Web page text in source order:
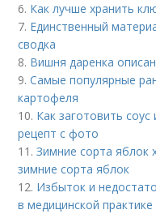
6. Как лучше хранить
7. Единственный
сводка
8. Вишня даренка
9.Cамые популярные
картофеля
10. Как заготовить
рецепт с фото
11.Зимние сорта яблок
зимние сорта яблок
12. Избыток и
в медицинской практике